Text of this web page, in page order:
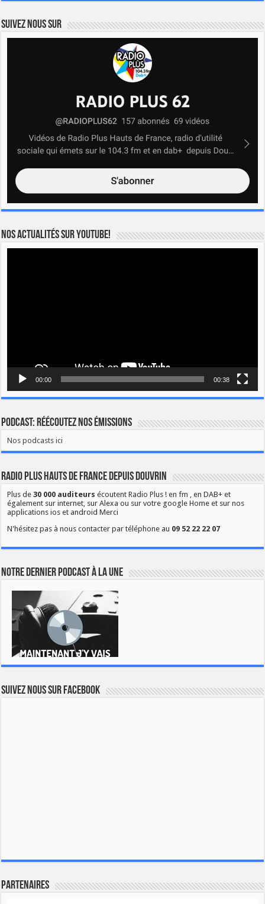
Suivez nous sur
Nos actualités sur YOUTUBE!
00:00 00:38
Podcast: Réécoutez nos émissions
Nos podcasts ici
Radio Plus Hauts de France depuis Douvrin
Plus de30 000 auditeurs écoutent Radio Plus ! en fm , en DAB+ et
également sur internet, sur Alexa ou sur votre google Home et sur nos
applications ios et android Merci
N'hésitez pas à nous contacter par téléphone au 09 52 22 22 07
Notre dernier podcast à la une
Suivez nous sur Facebook
Partenaires